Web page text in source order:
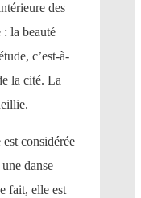
des
la beauté
c’est-à-
la cité. La
considérée
danse
fait, elle est